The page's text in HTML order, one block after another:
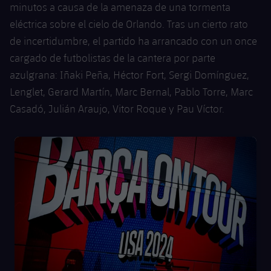
Jugadores
Fotos
Palmarés
Clasificaciones
Juvenil
Infantil
Alevín
Noticias
Atletismo
plusicon
más
Actualidad
Masculino
Femenino
Agenda
Baloncesto en silla de ruedas
plusicon
más
Actualidad
Jugadores
Calendario
Resultados
Clasificaciones
Hockey sobre hielo
plusicon
más
Jugadores
Calendario
Resultados
Clasificaciones
Noticias
Hockey Hierba Masculino
Hockey Hierba Femenino
Patinaje artístico
plusicon
más
Actualidad
Plantilla
Agenda
Escuela de Patinaje
Rugby
plusicon
Actualidad
Voleibol
plusicon
más
minutos a causa de la amenaza de una tormenta
eléctrica sobre el cielo de Orlando. Tras un cierto rato
de incertidumbre, el partido ha arrancado con un once
cargado de futbolistas de la cantera por parte
azulgrana: Iñaki Peña, Héctor Fort, Sergi Domínguez,
Lenglet, Gerard Martín, Marc Bernal, Pablo Torre, Marc
Casadó, Julián Araujo, Vitor Roque y Pau Víctor.
FC Barcelona club badge